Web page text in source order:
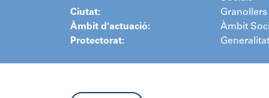
Ciutat:
Granollers
Àmbit d'actuació:
Àmbit
Protectorat: